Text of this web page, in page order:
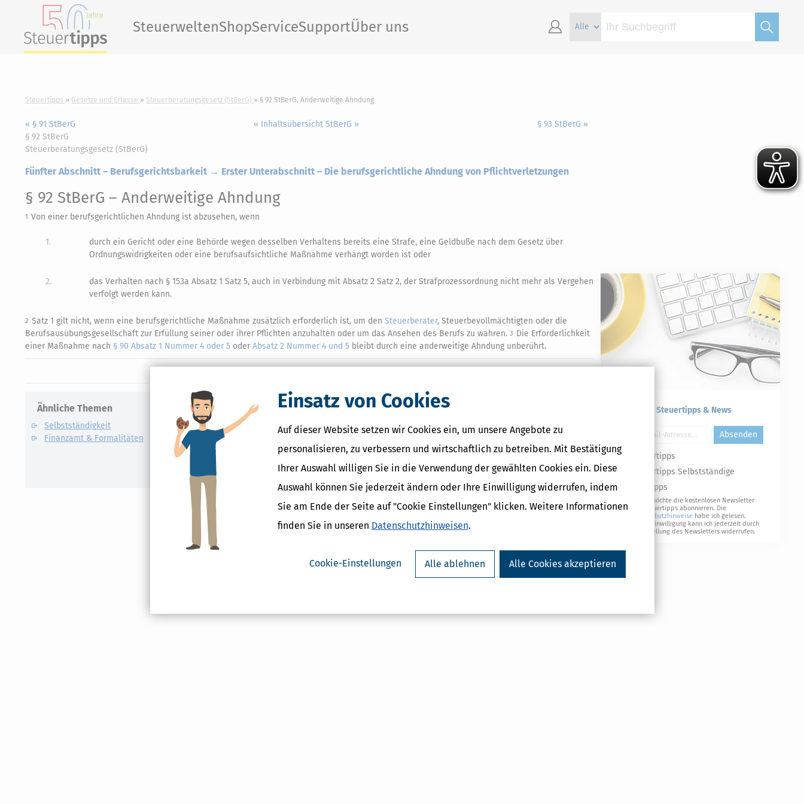
Einsatz von Cookies
Auf dieser Website setzen wir Cookies ein, um unsere Angebote zu
personalisieren, zu verbessern und wirtschaftlich zu betreiben. Mit Bestätigung
Ihrer Auswahl willigen Sie in die Verwendung der gewählten Cookies ein. Diese
Auswahl können Sie jederzeit ändern oder Ihre Einwilligung widerrufen, indem
Sie am Ende der Seite auf "Cookie Einstellungen" klicken. Weitere Informationen
finden Sie in unseren Datenschutzhinweisen.
Cookie-Einstellungen Alle ablehnen Alle Cookies akzeptieren
SteuerweltenShopServiceSupportÜber uns
Steuertipps Gesetze und Erlasse Steuerberatungsgesetz (StBerG) § 92 StBerG, Anderweitige Ahndung
« § 91 StBerG « Inhaltsübersicht StBerG »
§ 93 StBerG »
§ 92 StBerG
Steuerberatungsgesetz (StBerG)
Fünfter Abschnitt – Berufsgerichtsbarkeit → Erster Unterabschnitt – Die berufsgerichtliche Ahndung von Pflichtverletzungen
§ 92 StBerG – Anderweitige Ahndung
1 Von einer berufsgerichtlichen Ahndung ist abzusehen, wenn
1.
durch ein Gericht oder eine Behörde wegen desselben Verhaltens bereits eine Strafe, eine Geldbuße nach dem Gesetz über
Ordnungswidrigkeiten oder eine berufsaufsichtliche Maßnahme verhängt worden ist oder
2.
das Verhalten nach § 153a Absatz 1 Satz 5, auch in Verbindung mit Absatz 2 Satz 2, der Strafprozessordnung nicht mehr als Vergehen
verfolgt werden kann.
2 Satz 1 gilt nicht, wenn eine berufsgerichtliche Maßnahme zusätzlich erforderlich ist, um den Steuerberater, Steuerbevollmächtigten oder die
Berufsausübungsgesellschaft zur Erfüllung seiner oder ihrer Pflichten anzuhalten oder um das Ansehen des Berufs zu wahren. 3 Die Erforderlichkeit
einer Maßnahme nach § 90 Absatz 1 Nummer 4 oder 5 oder Absatz 2 Nummer 4 und 5 bleibt durch eine anderweitige Ahndung unberührt.
Ähnliche Themen
Selbstständigkeit
Finanzamt & Formalitäten
Verwandte Lexikon-Begriffe
Künstlersozialabgabe
Lohnsteuer-Nachschau
Kostenlose Steuertipps & News
Absenden
Steuertipps
Steuertipps Selbstständige
Geldtipps
Ja, ich möchte die kostenlosen Newsletter
von Steuertipps abonnieren. Die
Datenschutzhinweise habe ich gelesen.
Meine Einwilligung kann ich jederzeit durch
Abbestellung des Newsletters widerrufen.